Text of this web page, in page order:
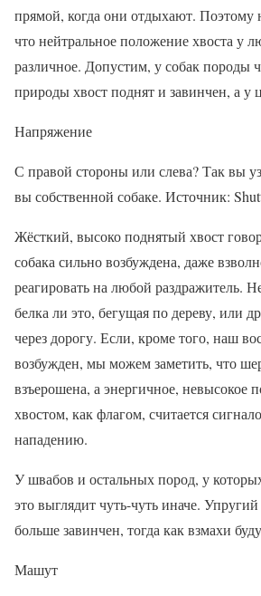
прямой, когда они отдыхают. Поэтому
что нейтральное положение хвоста у
различное. Допустим, у собак породы
природы хвост поднят и завинчен, а у
Напряжение
С правой стороны или слева? Так вы
вы собственной собаке. Источник:
Жёсткий, высоко поднятый хвост
собака сильно возбуждена, даже
реагировать на любой раздражитель.
белка ли это, бегущая по дереву, или
через дорогу. Если, кроме того, наш
возбужден, мы можем заметить, что
взъерошена, а энергичное, невысокое
хвостом, как флагом, считается
нападению.
У швабов и остальных пород, у
это выглядит чуть-чуть иначе.
больше завинчен, тогда как взмахи
Машут